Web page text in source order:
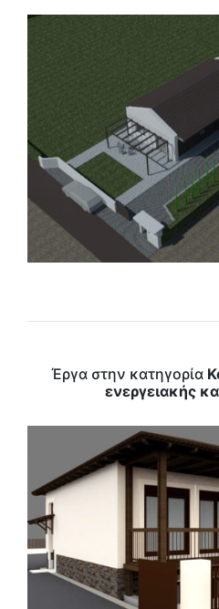
Έργα στην κατηγορία
ενεργειακής